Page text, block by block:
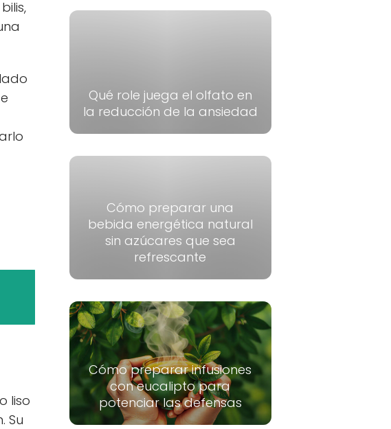
liso
Su
Qué role juega el olfato en
la reducción de la ansiedad
Cómo preparar una
bebida energética natural
sin azúcares que sea
refrescante
Cómo preparar infusiones
con eucalipto para
potenciar las defensas